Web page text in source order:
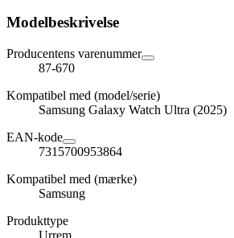
Modelbeskrivelse
Producentens varenummer
87-670
Kompatibel med (model/serie)
Samsung Galaxy Watch Ultra (2025)
EAN-kode
7315700953864
Kompatibel med (mærke)
Samsung
Produkttype
Urrem